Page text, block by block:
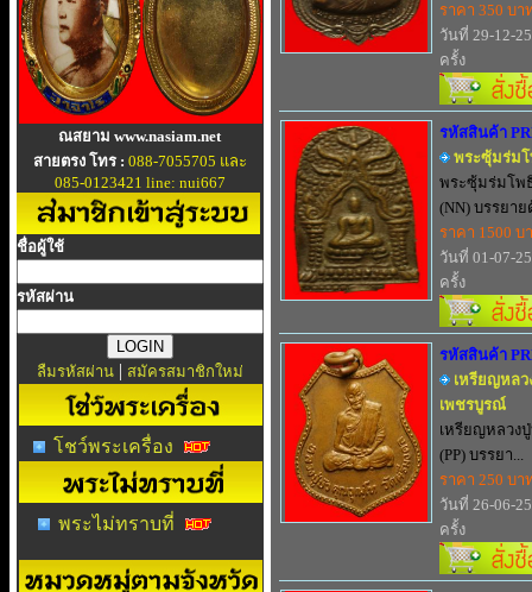
ณสยาม www.nasiam.net
สายตรง โทร : 088-7055705 และ
085-0123421 line: nui667
ชื่อผู้ใช้
รหัสผ่าน
ลืมรหัสผ่าน | สมัครสมาชิกใหม่
โชว์พระเครื่อง
พระไม่ทราบที่
ราคา 350 บา
วันที่ 29-12-
ครั้ง
รหัสสินค้า
พระซุ้มร่ม
พระซุ้มร่มโพ
(NN) บรรยาย
ราคา 1500 บ
วันที่ 01-07-
ครั้ง
รหัสสินค้า
เหรียญหลว
เพชรบูรณ์
เหรียญหลวง
(PP) บรรยา...
ราคา 250 บา
วันที่ 26-06-
ครั้ง